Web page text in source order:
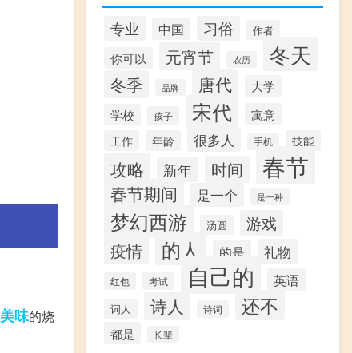
美味的烧
专业 中国 习俗 作者
你可以 元宵节 农历 冬天
冬季 品牌 唐代
大学
学校
孩子 宋代 寓意
工作 年龄 很多人 手机 技能
攻略 新年 时间 春节
春节期间 是一个 是一种
梦幻西游 汤圆 游戏
疫情 的人 的是 礼物
红包 考试 自己的 英语
词人 诗人 诗词 还不
都是 长辈